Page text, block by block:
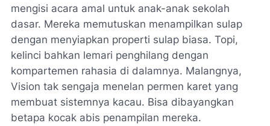
mengisi acara amal untuk anak-anak sekolah
dasar. Mereka memutuskan menampilkan sulap
dengan menyiapkan properti sulap biasa. Topi,
kelinci bahkan lemari penghilang dengan
kompartemen rahasia di dalamnya. Malangnya,
Vision tak sengaja menelan permen karet yang
membuat sistemnya kacau. Bisa dibayangkan
betapa kocak abis penampilan mereka.